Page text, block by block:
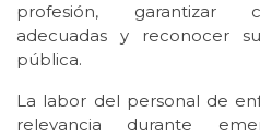
profesión, garantizar
adecuadas y reconocer
pública.
La labor del personal de
relevancia durante